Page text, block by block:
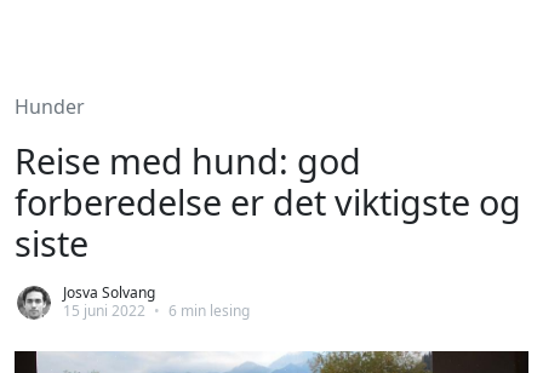
Hunder
Reise med hund: god
forberedelse er det viktigste og
siste
Josva Solvang
15 juni 2022 • 6 min lesing